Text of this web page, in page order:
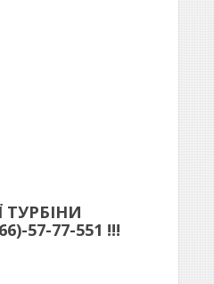
57-77-551 !!!